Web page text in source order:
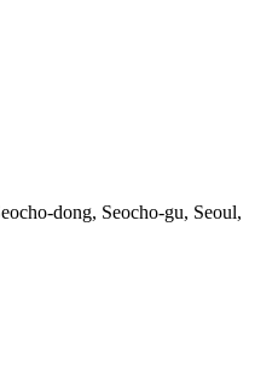
dong, Seocho-gu, Seoul,